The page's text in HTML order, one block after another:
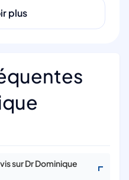
plus
sur Dr Dominique